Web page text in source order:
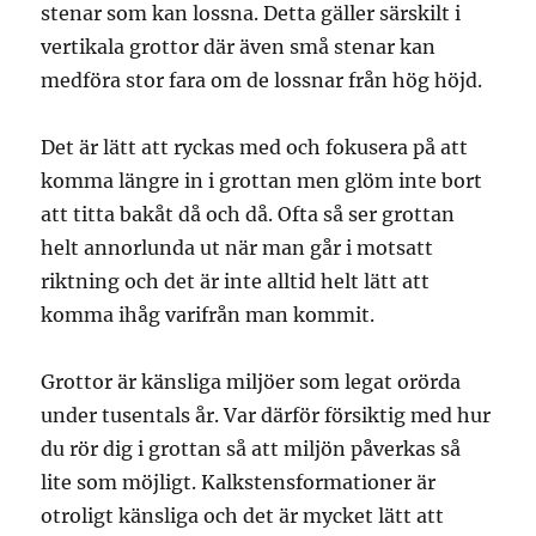
stenar som kan lossna. Detta gäller särskilt i
vertikala grottor där även små stenar kan
medföra stor fara om de lossnar från hög höjd.
Det är lätt att ryckas med och fokusera på att
komma längre in i grottan men glöm inte bort
att titta bakåt då och då. Ofta så ser grottan
helt annorlunda ut när man går i motsatt
riktning och det är inte alltid helt lätt att
komma ihåg varifrån man kommit.
Grottor är känsliga miljöer som legat orörda
under tusentals år. Var därför försiktig med hur
du rör dig i grottan så att miljön påverkas så
lite som möjligt. Kalkstensformationer är
otroligt känsliga och det är mycket lätt att